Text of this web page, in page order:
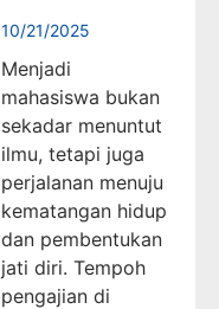
10/21/2025
Menjadi
mahasiswa bukan
sekadar menuntut
ilmu, tetapi juga
perjalanan menuju
kematangan hidup
dan pembentukan
jati diri. Tempoh
pengajian di